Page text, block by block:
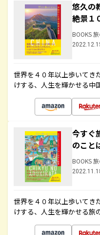
悠久の
絶景１
BOOKS
世界を４０年以上歩いてき
けする、人生を輝かせる中
今すぐ
のこと
BOOKS
世界を４０年以上歩いてき
けする、人生を輝かせる旅